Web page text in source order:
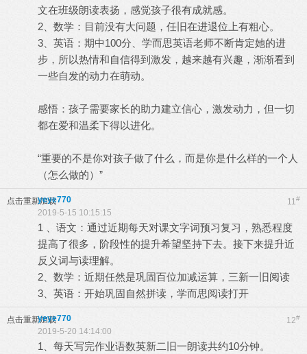
文在班级朗读表扬，感觉孩子很有成就感。
2、数学：目前没有大问题，任旧在进退位上有粗心。
3、英语：期中100分、学而思英语老师不断肯定她的进
步，所以热情和自信得到激发，越来越有兴趣，渐渐看到
一些自发的动力在萌动。
感悟：孩子需要家长的助力建立信心，激发动力，但一切
都在爱和温柔下得以进化。
“重要的不是你对孩子做了什么，而是你是什么样的一个人
（怎么做的）”
点击重新加载 11#
yeye770
2019-5-15 10:15:15
1 、语文：通过近期每天对课文字词预习复习，熟悉程度
提高了很多，阶段性的提升希望坚持下去。接下来提升近
反义词与读理解。
2、数学：近期任然是巩固百位加减运算，三新一旧阅读
3、英语：开始巩固自然拼读，学而思阅读打开
点击重新加载 12#
yeye770
2019-5-20 14:14:00
1、每天写完作业语数英新二旧一朗读共约10分钟。